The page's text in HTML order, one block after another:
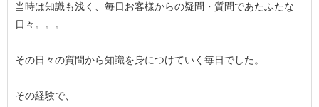
当時は知識も浅く、毎日お客様からの疑問・質問であたふたな
日々。。。
その日々の質問から知識を身につけていく毎日でした。
その経験で、